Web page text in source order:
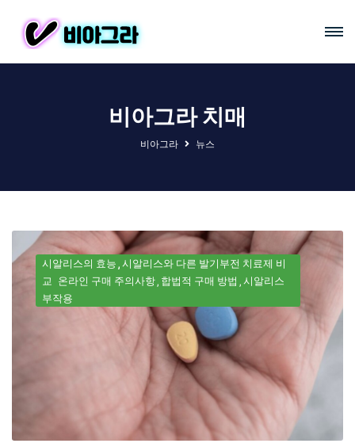
비아그라 치매
비아그라 뉴스
시알리스의 효능 시알리스와 다른 발기부전 치료제 비
교 온라인 구매 주의사항 합법적 구매 방법 시알리스
부작용